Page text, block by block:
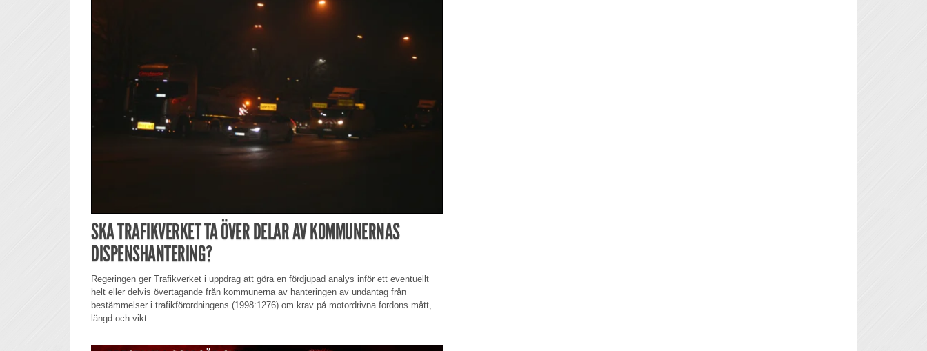
SKA TRAFIKVERKET TA ÖVER DELAR AV KOMMUNERNAS
DISPENSHANTERING?
Regeringen ger Trafikverket i uppdrag att göra en fördjupad analys inför ett eventuellt
helt eller delvis övertagande från kommunerna av hanteringen av undantag från
bestämmelser i trafikförordningens (1998:1276) om krav på motordrivna fordons mått,
längd och vikt.